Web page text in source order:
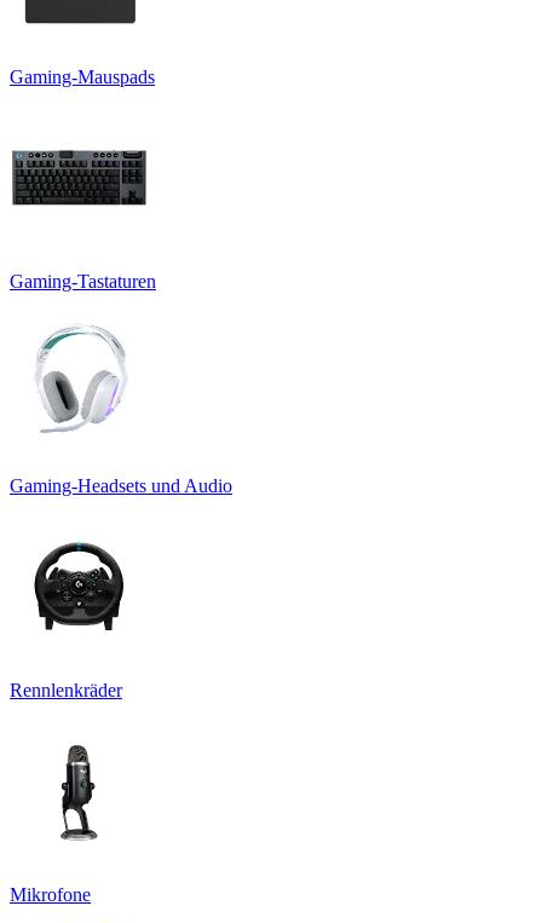
Gaming-Mauspads
Gaming-Tastaturen
Gaming-Headsets und Audio
Rennlenkräder
Mikrofone